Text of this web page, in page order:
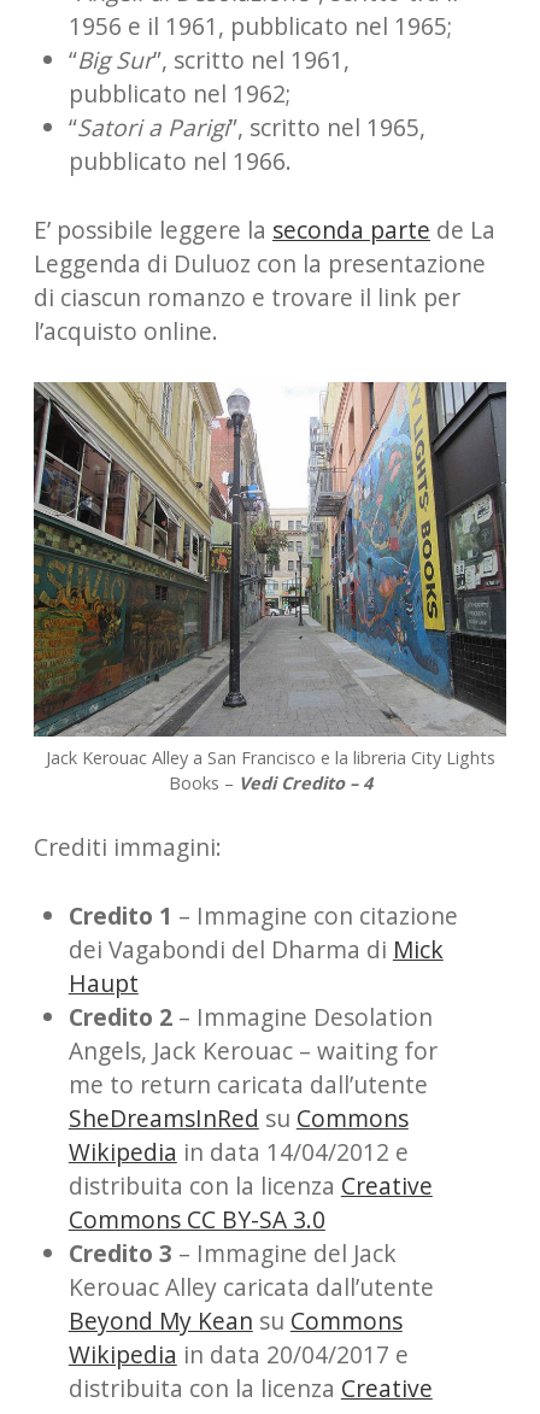
1956 e il 1961, pubblicato nel 1965;
“Big Sur”, scritto nel 1961,
pubblicato nel 1962;
“Satori a Parigi”, scritto nel 1965,
pubblicato nel 1966.
E’ possibile leggere la seconda parte de La
Leggenda di Duluoz con la presentazione
di ciascun romanzo e trovare il link per
l’acquisto online.
Jack Kerouac Alley a San Francisco e la libreria City Lights
Books – Vedi Credito – 4
Crediti immagini:
Credito 1 – Immagine con citazione
dei Vagabondi del Dharma di Mick
Haupt
Credito 2– Immagine Desolation
Angels, Jack Kerouac – waiting for
me to return caricata dall’utente
SheDreamsInRed su Commons
Wikipedia in data 14/04/2012 e
distribuita con la licenza Creative
Commons CC BY-SA 3.0
Credito 3 – Immagine del Jack
Kerouac Alley caricata dall’utente
Beyond My Kean su Commons
Wikipedia in data 20/04/2017 e
distribuita con la licenza Creative